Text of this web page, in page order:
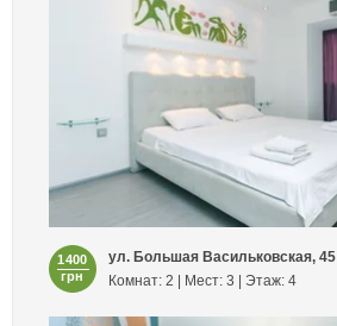
1400
грн
ул. Большая Васильковская, 45
Комнат: 2 | Мест: 3 | Этаж: 4